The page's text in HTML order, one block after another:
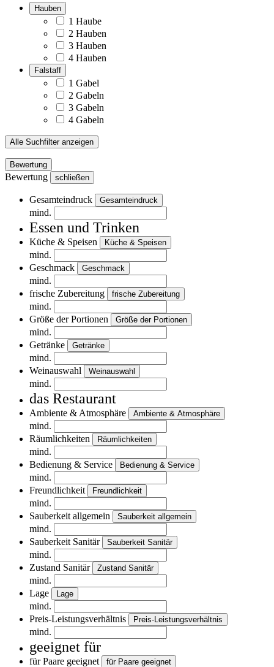
Hauben
1 Haube
2 Hauben
3 Hauben
4 Hauben
Falstaff
1 Gabel
2 Gabeln
3 Gabeln
4 Gabeln
Alle Suchfilter anzeigen
Bewertung
Bewertung schließen
Gesamteindruck Gesamteindruck
mind.
Essen und Trinken
Küche & Speisen Küche & Speisen
mind.
Geschmack
Geschmack
mind.
frische Zubereitung
frische Zubereitung
mind.
Größe der Portionen
Größe der Portionen
mind.
Getränke
Getränke
mind.
Weinauswahl
Weinauswahl
mind.
das Restaurant
Ambiente & Atmosphäre Ambiente & Atmosphäre
mind.
Räumlichkeiten
Räumlichkeiten
mind.
Bedienung & Service
Bedienung & Service
mind.
Freundlichkeit
Freundlichkeit
mind.
Sauberkeit allgemein
Sauberkeit allgemein
mind.
Sauberkeit Sanitär
Sauberkeit Sanitär
mind.
Zustand Sanitär
Zustand Sanitär
mind.
Lage
Lage
mind.
Preis-Leistungsverhältnis
Preis-Leistungsverhältnis
mind.
geeignet für
für Paare geeignet für Paare geeignet